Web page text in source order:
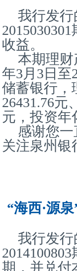
我行发行
收益。
本期理财
年3月3日至
储蓄银行，
26431.76元
元，投资年
感谢您
关注泉州银
“海西·源
我行发行
期，并兑付